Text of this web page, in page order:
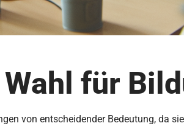
für
von entscheidender Bedeutung, da